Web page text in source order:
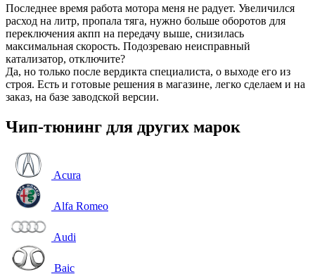
Последнее время работа мотора меня не радует. Увеличился
расход на литр, пропала тяга, нужно больше оборотов для
переключения акпп на передачу выше, снизилась
максимальная скорость. Подозреваю неисправный
катализатор, отключите?
Да, но только после вердикта специалиста, о выходе его из
строя. Есть и готовые решения в магазине, легко сделаем и на
заказ, на базе заводской версии.
Чип-тюнинг для других марок
Acura
Alfa Romeo
Audi
Baic